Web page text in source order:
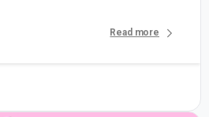
Read more